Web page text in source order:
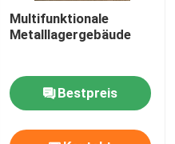
Multifunktionale
Metalllagergebäude
Bestpreis